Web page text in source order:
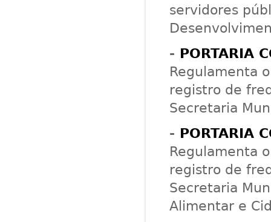
servidores
- PORTARIA
Regulamenta
registro de
Secretaria
- PORTARIA
Regulamenta
registro de
Secretaria
Alimentar e